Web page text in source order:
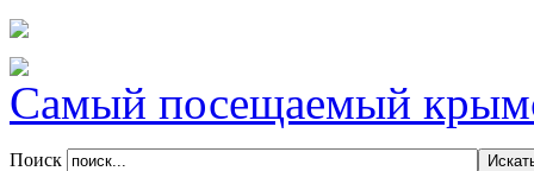
Самый посещаемый
Поиск